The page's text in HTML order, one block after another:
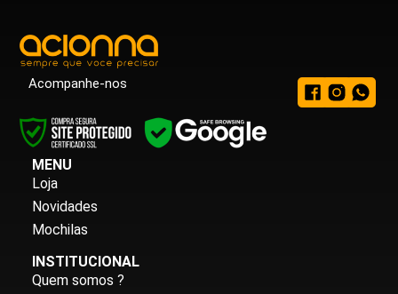
Acompanhe-nos
MENU
Loja
Novidades
Mochilas
INSTITUCIONAL
Quem somos ?